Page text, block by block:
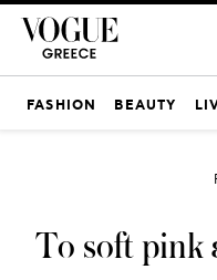
FASHION BEAUTY
Το soft pink